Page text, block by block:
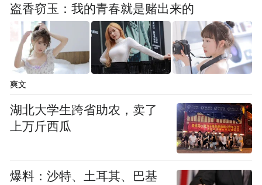
盗香窃玉：我的青春就是赌出来的
爽文
湖北大学生跨省助农，卖了
上万斤西瓜
爆料：沙特、土耳其、巴基